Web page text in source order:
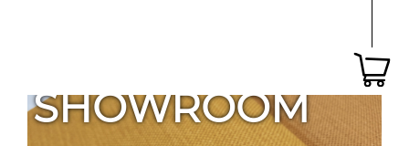
SHOWROOM